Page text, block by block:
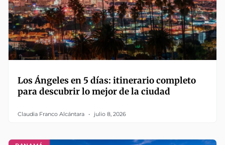
Los Ángeles en 5 días: itinerario completo
para descubrir lo mejor de la ciudad
Claudia Franco Alcántara julio 8, 2026